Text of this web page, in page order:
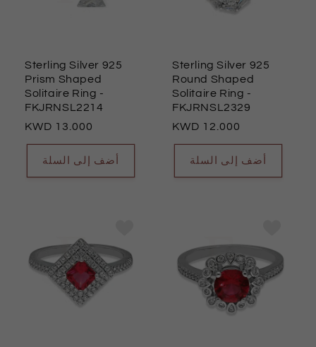
Sterling Silver 925
Prism Shaped
Solitaire Ring -
FKJRNSL2214
السعر
العادي
13.000
أضف إلى السلة
Sterling Silver 925
Round Shaped
Solitaire Ring -
FKJRNSL2329
السعر
العادي
12.000
أضف إلى السلة